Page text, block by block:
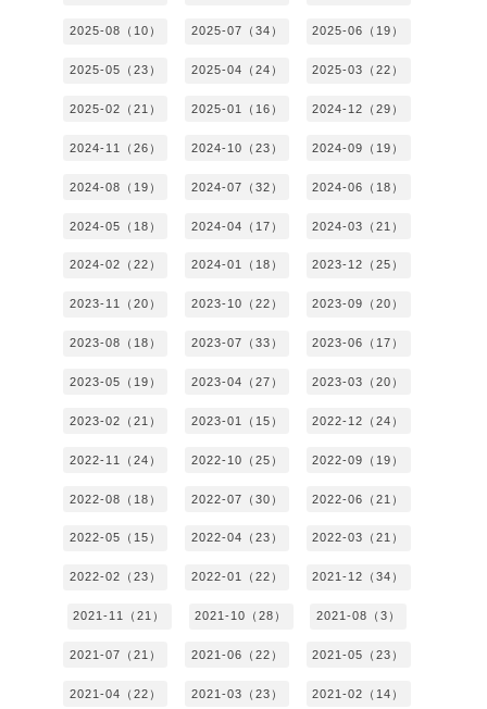
2025-08（10） 2025-07（34） 2025-06（19）
2025-05（23） 2025-04（24） 2025-03（22）
2025-02（21） 2025-01（16） 2024-12（29）
2024-11（26） 2024-10（23） 2024-09（19）
2024-08（19） 2024-07（32） 2024-06（18）
2024-05（18） 2024-04（17） 2024-03（21）
2024-02（22） 2024-01（18） 2023-12（25）
2023-11（20） 2023-10（22） 2023-09（20）
2023-08（18） 2023-07（33） 2023-06（17）
2023-05（19） 2023-04（27） 2023-03（20）
2023-02（21） 2023-01（15） 2022-12（24）
2022-11（24） 2022-10（25） 2022-09（19）
2022-08（18） 2022-07（30） 2022-06（21）
2022-05（15） 2022-04（23） 2022-03（21）
2022-02（23） 2022-01（22） 2021-12（34）
2021-11（21） 2021-10（28） 2021-08（3）
2021-07（21） 2021-06（22） 2021-05（23）
2021-04（22） 2021-03（23） 2021-02（14）